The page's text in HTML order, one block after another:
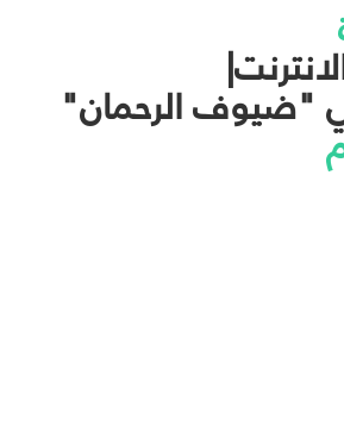
"ضيوف الرحمان"